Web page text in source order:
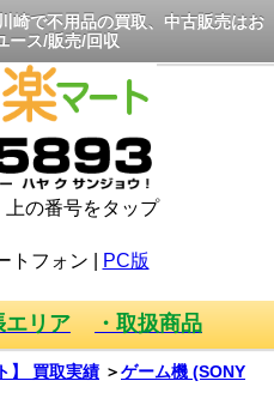
崎で不用品の買取、中古販売はお
ース/販売/回収
の番号をタップ
トフォン PC版
エリア ・取扱商品
】 買取実績 ＞ゲーム機 (SONY